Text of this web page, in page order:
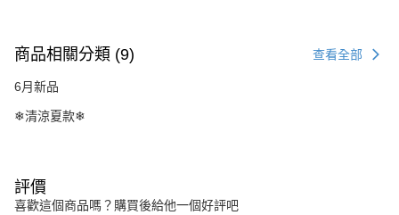
商品相關分類 (9) 查看全部
6月新品
❄清涼夏款❄
評價
喜歡這個商品嗎？購買後給他一個好評吧